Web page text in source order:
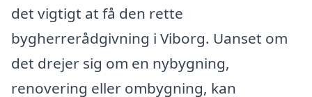
det vigtigt at få den rette
bygherrerådgivning i Viborg. Uanset om
det drejer sig om en nybygning,
renovering eller ombygning, kan